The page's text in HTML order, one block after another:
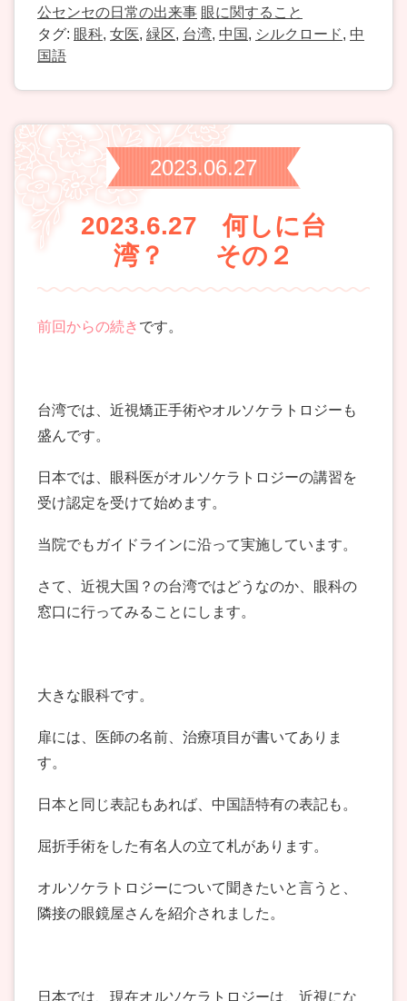
公センセの日常の出来事 眼に関すること
タグ: 眼科, 女医, 緑区, 台湾, 中国 , シルクロード, 中
国語
2023.06.27
2023.6.27 何しに台
湾？ その２
前回からの続き です。
台湾では、近視矯正手術やオルソケラトロジーも
盛んです。
日本では、眼科医がオルソケラトロジーの講習を
受け認定を受けて始めます。
当院でもガイドラインに沿って実施しています。
さて、近視大国？の台湾ではどうなのか、眼科の
窓口に行ってみることにします。
大きな眼科です。
扉には、医師の名前、治療項目が書いてありま
す。
日本と同じ表記もあれば、中国語特有の表記も。
屈折手術をした有名人の立て札があります。
オルソケラトロジーについて聞きたいと言うと、
隣接の眼鏡屋さんを紹介されました。
日本では、現在オルソケラトロジーは、近視にな